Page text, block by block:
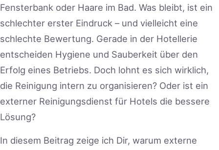
Fensterbank oder Haare im Bad. Was bleibt, ist ein
schlechter erster Eindruck – und vielleicht eine
schlechte Bewertung. Gerade in der Hotellerie
entscheiden Hygiene und Sauberkeit über den
Erfolg eines Betriebs. Doch lohnt es sich wirklich,
die Reinigung intern zu organisieren? Oder ist ein
externer Reinigungsdienst für Hotels die bessere
Lösung?
In diesem Beitrag zeige ich Dir, warum externe